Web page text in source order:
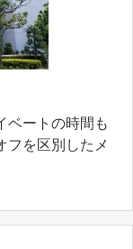
ベートの時間も
フを区別したメ